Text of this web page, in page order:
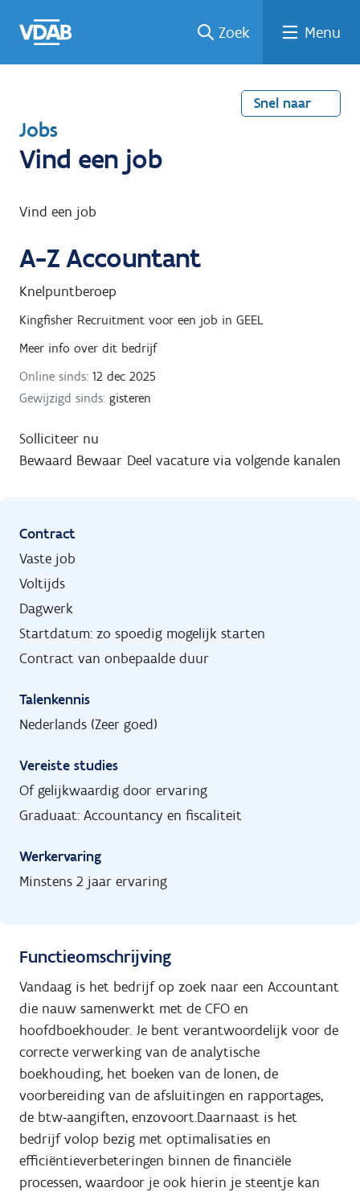
naar
een
een
job
naar
Zoek Menu
Snel naar
T
e
u
n
a
a
Jobs
Vind een job
Vind een job
A-Z Accountant
Knelpuntberoep
Kingfisher Recruitment voor een job in GEEL
Meer info over dit bedrijf
Online sinds: 12 dec 2025
Gewijzigd sinds: gisteren
Solliciteer nu
Bewaard Bewaar Deel vacature via volgende kanalen
Contract
Vaste job
Voltijds
Dagwerk
Startdatum: zo spoedig mogelijk starten
Contract van onbepaalde duur
Talenkennis
Nederlands (Zeer goed)
Vereiste studies
Of gelijkwaardig door ervaring
Graduaat: Accountancy en fiscaliteit
Werkervaring
Minstens 2 jaar ervaring
Functieomschrijving
Vandaag is het bedrijf op zoek naar een Accountant
die nauw samenwerkt met de CFO en
hoofdboekhouder. Je bent verantwoordelijk voor de
correcte verwerking van de analytische
boekhouding, het boeken van de lonen, de
voorbereiding van de afsluitingen en rapportages,
de btw-aangiften, enzovoort.Daarnaast is het
bedrijf volop bezig met optimalisaties en
efficiëntieverbeteringen binnen de financiële
processen, waardoor je ook hierin je steentje kan